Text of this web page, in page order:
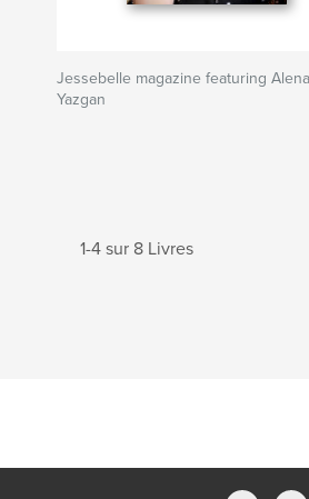
Jessebelle magazine featuring Alena
Yazgan
1-4 sur 8 Livres